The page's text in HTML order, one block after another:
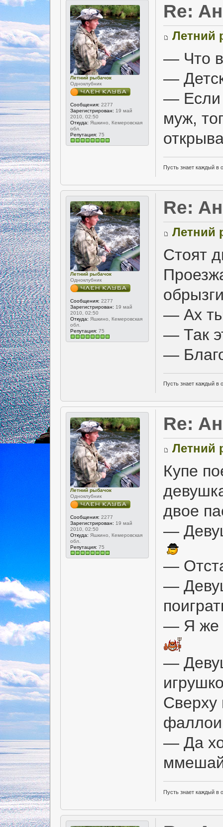
Летний рыбачок
Одноклубник
Сообщения: 2277
Зарегистрирован: 19 май
2010, 02:50
Откуда: Яшкино, Кемеровская
обл.
Репутация: 75
Re:
Летний
— Что
—
— Если
муж,
Пусть знает каждый в
Летний рыбачок
Одноклубник
Сообщения: 2277
Зарегистрирован: 19 май
2010, 02:50
Откуда: Яшкино, Кемеровская
обл.
Репутация: 75
Re:
Летний
Стоят
— Ах
— Так
—
Пусть знает каждый в
Летний рыбачок
Одноклубник
Сообщения: 2277
Зарегистрирован: 19 май
2010, 02:50
Откуда: Яшкино, Кемеровская
обл.
Репутация: 75
Re:
Летний
Купе
двое
—
—
—
— Я же
—
Сверху
— Да
Пусть знает каждый в